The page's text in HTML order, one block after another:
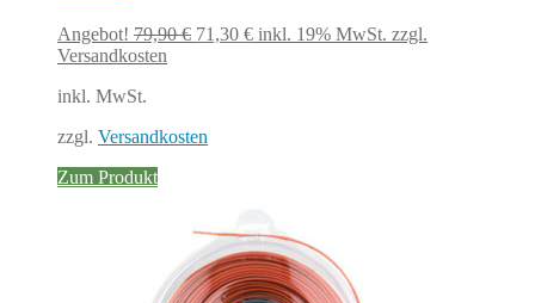
Angebot! 79,90€ Ursprünglicher
71,30 €Aktueller
inkl. 19% MwSt. zzgl.
Versandkosten
inkl. MwSt.
zzgl. Versandkosten
Zum Produkt